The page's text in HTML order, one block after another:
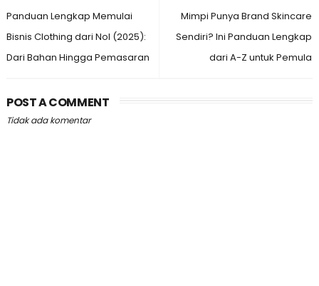
Mimpi Punya Brand Skincare
Sendiri? Ini Panduan Lengkap
dari A-Z untuk Pemula
Panduan Lengkap Memulai
Bisnis Clothing dari Nol (2025):
Dari Bahan Hingga Pemasaran
POST A COMMENT
Tidak ada komentar